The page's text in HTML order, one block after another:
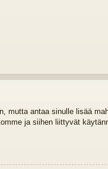
mutta antaa sinulle lisää
ja siihen liittyvät